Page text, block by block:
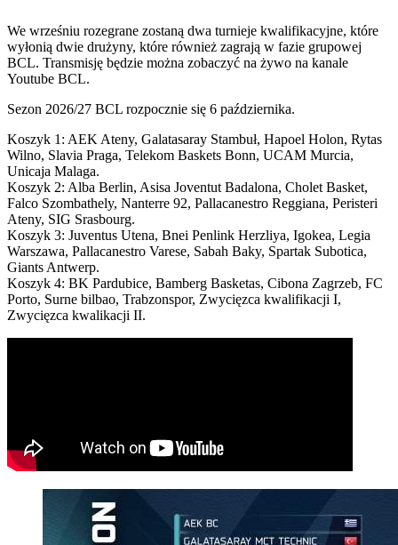
We wrześniu rozegrane zostaną dwa turnieje kwalifikacyjne, które
wyłonią dwie drużyny, które również zagrają w fazie grupowej
BCL. Transmisję będzie można zobaczyć na żywo na kanale
Youtube BCL.
Sezon 2026/27 BCL rozpocznie się 6 października.
Koszyk 1: AEK Ateny, Galatasaray Stambuł, Hapoel Holon, Rytas
Wilno, Slavia Praga, Telekom Baskets Bonn, UCAM Murcia,
Unicaja Malaga.
Koszyk 2: Alba Berlin, Asisa Joventut Badalona, Cholet Basket,
Falco Szombathely, Nanterre 92, Pallacanestro Reggiana, Peristeri
Ateny, SIG Srasbourg.
Koszyk 3: Juventus Utena, Bnei Penlink Herzliya, Igokea, Legia
Warszawa, Pallacanestro Varese, Sabah Baky, Spartak Subotica,
Giants Antwerp.
Koszyk 4: BK Pardubice, Bamberg Basketas, Cibona Zagrzeb, FC
Porto, Surne bilbao, Trabzonspor, Zwycięzca kwalifikacji I,
Zwycięzca kwalikacji II.